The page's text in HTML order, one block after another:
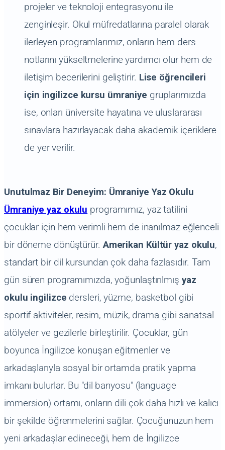
projeler ve teknoloji entegrasyonu ile
zenginleşir. Okul müfredatlarına paralel olarak
ilerleyen programlarımız, onların hem ders
notlarını yükseltmelerine yardımcı olur hem de
iletişim becerilerini geliştirir. Lise öğrencileri
için ingilizce kursu ümraniye gruplarımızda
ise, onları üniversite hayatına ve uluslararası
sınavlara hazırlayacak daha akademik içeriklere
de yer verilir.
Unutulmaz Bir Deneyim: Ümraniye Yaz Okulu
Ümraniye yaz okulu programımız, yaz tatilini
çocuklar için hem verimli hem de inanılmaz eğlenceli
bir döneme dönüştürür.Amerikan Kültür yaz okulu,
standart bir dil kursundan çok daha fazlasıdır. Tam
gün süren programımızda, yoğunlaştırılmış yaz
okulu ingilizce dersleri, yüzme, basketbol gibi
sportif aktiviteler, resim, müzik, drama gibi sanatsal
atölyeler ve gezilerle birleştirilir. Çocuklar, gün
boyunca İngilizce konuşan eğitmenler ve
arkadaşlarıyla sosyal bir ortamda pratik yapma
imkanı bulurlar. Bu "dil banyosu" (language
immersion) ortamı, onların dili çok daha hızlı ve kalıcı
bir şekilde öğrenmelerini sağlar. Çocuğunuzun hem
yeni arkadaşlar edineceği, hem de İngilizce